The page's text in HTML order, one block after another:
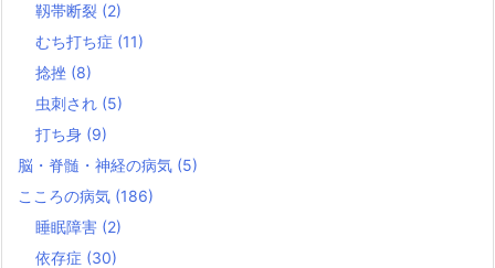
靱帯断裂 (2)
むち打ち症 (11)
捻挫 (8)
虫刺され (5)
打ち身 (9)
脳・脊髄・神経の病気 (5)
こころの病気 (186)
睡眠障害 (2)
依存症 (30)